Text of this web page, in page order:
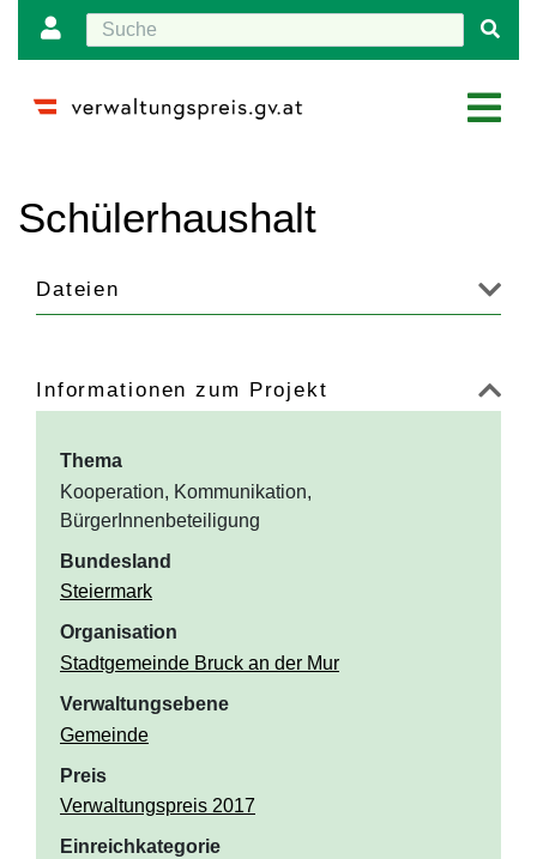
Schülerhaushalt
Dateien
Informationen zum Projekt
Thema
Kooperation, Kommunikation,
BürgerInnenbeteiligung
Bundesland
Steiermark
Organisation
Stadtgemeinde Bruck an der Mur
Verwaltungsebene
Gemeinde
Preis
Verwaltungspreis 2017
Einreichkategorie